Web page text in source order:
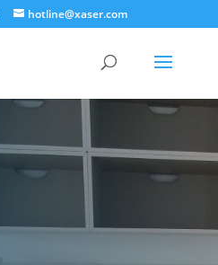
hotline@xaser.com